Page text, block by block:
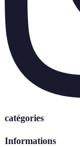
catégories
Informations